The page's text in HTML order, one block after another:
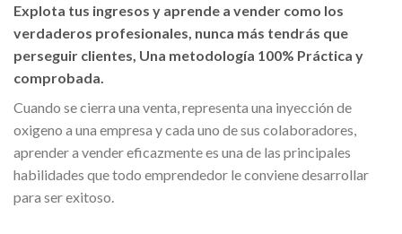
Explota tus ingresos y aprende a vender como los
verdaderos profesionales, nunca más tendrás que
perseguir clientes, Una metodología 100% Práctica y
comprobada.
Cuando se cierra una venta, representa una inyección de
oxigeno a una empresa y cada uno de sus colaboradores,
aprender a vender eficazmente es una de las principales
habilidades que todo emprendedor le conviene desarrollar
para ser exitoso.